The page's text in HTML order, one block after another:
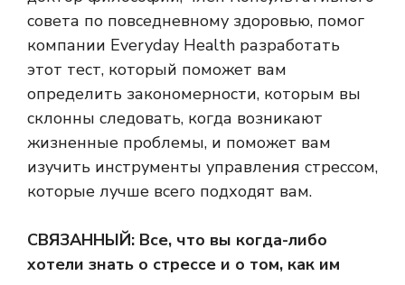
совета по повседневному здоровью, помог
компании Everyday Health разработать
этот тест, который поможет вам
определить закономерности, которым вы
склонны следовать, когда возникают
жизненные проблемы, и поможет вам
изучить инструменты управления стрессом,
которые лучше всего подходят вам.
СВЯЗАННЫЙ: Все, что вы когда-либо
хотели знать о стрессе и о том, как им